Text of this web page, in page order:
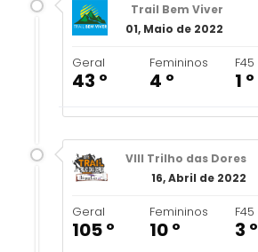
Trail Bem Viver
01, Maio de 2022
Geral
43 º
Femininos
4 º
F45
1 º
VIII Trilho das Dores
16, Abril de 2022
Geral
105 º
Femininos
10 º
F45
3 º